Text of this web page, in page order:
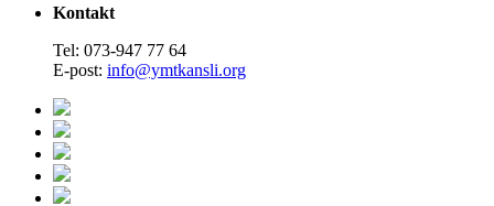
Kontakt
Tel: 073-947 77 64
E-post: info@ymtkansli.org